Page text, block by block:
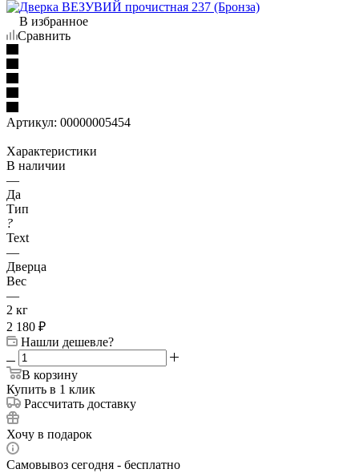
В избранное
Сравнить
Артикул: 00000005454
Характеристики
В наличии
—
Да
Тип
?
Text
—
Дверца
Вес
—
2 кг
2 180 ₽
Нашли дешевле?
В корзину
Купить в 1 клик
Рассчитать доставку
Хочу в подарок
Самовывоз сегодня - бесплатно